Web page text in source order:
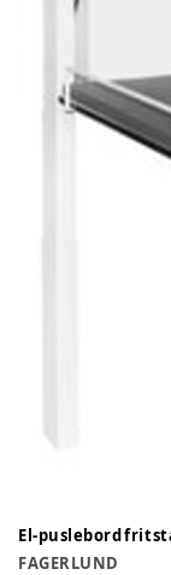
El-puslebord
FAGERLUND